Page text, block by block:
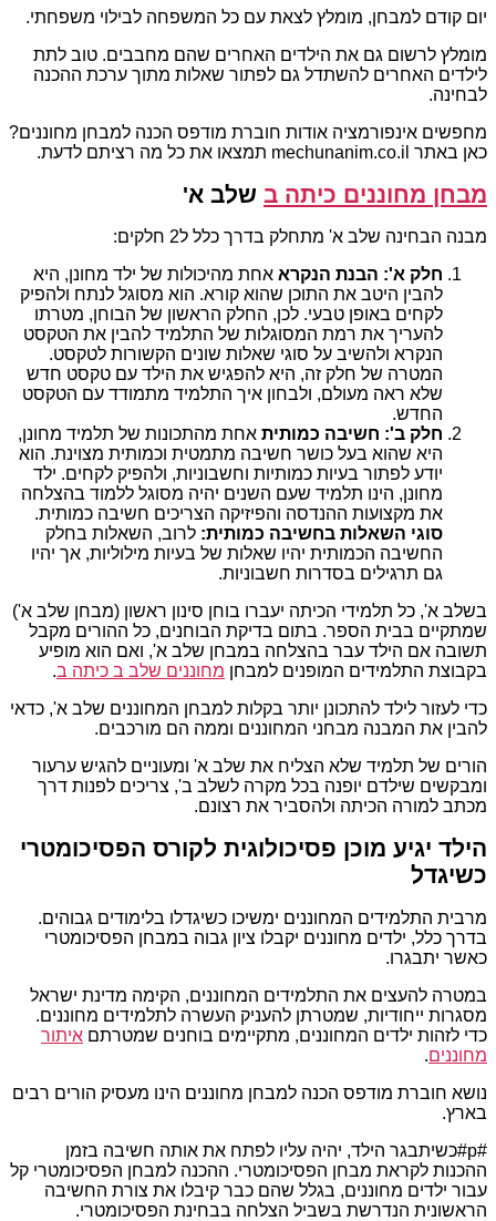
יום קודם למבחן, מומלץ לצאת עם כל המשפחה לבילוי משפחתי.
מומלץ לרשום גם את הילדים האחרים שהם מחבבים. טוב לתת
לילדים האחרים להשתדל גם לפתור שאלות מתוך ערכת ההכנה
לבחינה.
מחפשים אינפורמציה אודות חוברת מודפס הכנה למבחן מחוננים?
כאן באתר mechunanim.co.il תמצאו את כל מה רציתם לדעת.
מבחן מחוננים כיתה ב שלב א'
מבנה הבחינה שלב א' מתחלק בדרך כלל ל2 חלקים:
חלק א': הבנת הנקרא אחת מהיכולות של ילד מחונן, היא
להבין היטב את התוכן שהוא קורא. הוא מסוגל לנתח ולהפיק
לקחים באופן טבעי. לכן, החלק הראשון של הבוחן, מטרתו
להעריך את רמת המסוגלות של התלמיד להבין את הטקסט
הנקרא ולהשיב על סוגי שאלות שונים הקשורות לטקסט.
המטרה של חלק זה, היא להפגיש את הילד עם טקסט חדש
שלא ראה מעולם, ולבחון איך התלמיד מתמודד עם הטקסט
החדש.
חלק ב': חשיבה כמותית אחת מהתכונות של תלמיד מחונן,
היא שהוא בעל כושר חשיבה מתמטית וכמותית מצוינת. הוא
יודע לפתור בעיות כמותיות וחשבוניות, ולהפיק לקחים. ילד
מחונן, הינו תלמיד שעם השנים יהיה מסוגל ללמוד בהצלחה
את מקצועות ההנדסה והפיזיקה הצריכים חשיבה כמותית.
סוגי השאלות בחשיבה כמותית: לרוב, השאלות בחלק
החשיבה הכמותית יהיו שאלות של בעיות מילוליות, אך יהיו
גם תרגילים בסדרות חשבוניות.
בשלב א', כל תלמידי הכיתה יעברו בוחן סינון ראשון (מבחן שלב א')
שמתקיים בבית הספר. בתום בדיקת הבוחנים, כל ההורים מקבל
תשובה אם הילד עבר בהצלחה במבחן שלב א', ואם הוא מופיע
בקבוצת התלמידים המופנים למבחן מחוננים שלב ב כיתה ב.
כדי לעזור לילד להתכונן יותר בקלות למבחן המחוננים שלב א', כדאי
להבין את המבנה מבחני המחוננים וממה הם מורכבים.
הורים של תלמיד שלא הצליח את שלב א' ומעוניים להגיש ערעור
ומבקשים שילדם יופנה בכל מקרה לשלב ב', צריכים לפנות דרך
מכתב למורה הכיתה ולהסביר את רצונם.
הילד יגיע מוכן פסיכולוגית לקורס הפסיכומטרי
כשיגדל
מרבית התלמידים המחוננים ימשיכו כשיגדלו בלימודים גבוהים.
בדרך כלל, ילדים מחוננים יקבלו ציון גבוה במבחן הפסיכומטרי
כאשר יתבגרו.
במטרה להעצים את התלמידים המחוננים, הקימה מדינת ישראל
מסגרות ייחודיות, שמטרתן להעניק העשרה לתלמידים מחוננים.
כדי לזהות ילדים המחוננים, מתקיימים בוחנים שמטרתם איתור
מחוננים.
נושא חוברת מודפס הכנה למבחן מחוננים הינו מעסיק הורים רבים
בארץ.
#p#כשיתבגר הילד, יהיה עליו לפתח את אותה חשיבה בזמן
ההכנות לקראת מבחן הפסיכומטרי. ההכנה למבחן הפסיכומטרי קל
עבור ילדים מחוננים, בגלל שהם כבר קיבלו את צורת החשיבה
הראשונית הנדרשת בשביל הצלחה בבחינת הפסיכומטרי.